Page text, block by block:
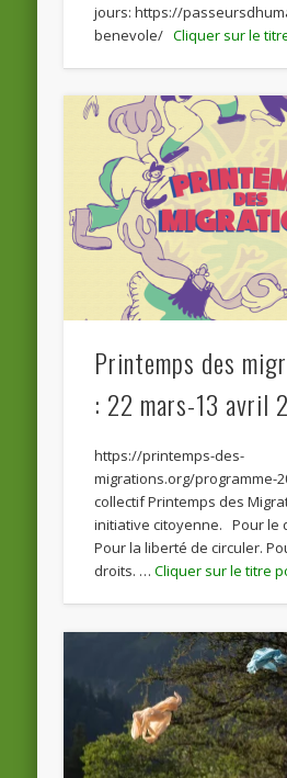
jours: https://
benevole/
Printemps des
: 22 mars-13 avril
https://printemps-des-
migrations.org/programme-
collectif Printemps des
initiative citoyenne. Pour le
Pour la liberté de circuler.
droits. …